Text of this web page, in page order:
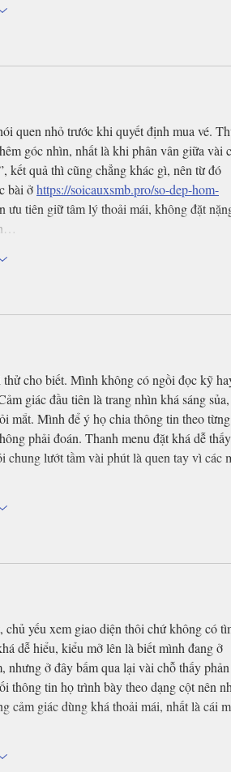
quen nhỏ trước khi quyết định mua vé.
góc nhìn, nhất là khi phân vân giữa vài
kết quả thì cũng chẳng khác gì, nên từ đó
bài ở https://soicauxsmb.pro/so-dep-hom-
ưu tiên giữ tâm lý thoải mái, không đặt
cho biết. Mình không có ngồi đọc kỹ
giác đầu tiên là trang nhìn khá sáng sủa,
mắt. Mình để ý họ chia thông tin theo từng
phải đoán. Thanh menu đặt khá dễ thấy
chung lướt tầm vài phút là quen tay vì các
chủ yếu xem giao diện thôi chứ không có
dễ hiểu, kiểu mở lên là biết mình đang ở
ở đây bấm qua lại vài chỗ thấy
thông tin họ trình bày theo dạng cột nên
cảm giác dùng khá thoải mái, nhất là cái